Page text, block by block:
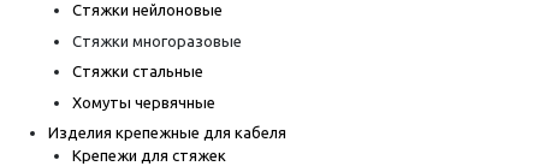
Стяжки нейлоновые
Стяжки многоразовые
Стяжки стальные
Хомуты червячные
Изделия крепежные для кабеля
Крепежи для стяжек